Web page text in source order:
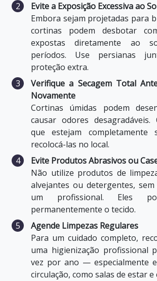
Evite a Exposição Excessiva ao
Embora sejam projetadas para
cortinas podem desbotar
expostas diretamente ao
períodos. Use persianas
proteção extra.
Verifique a Secagem Total
Novamente
Cortinas úmidas podem
causar odores desagradáveis.
que estejam completamente
recolocá-las no local.
Evite Produtos Abrasivos ou
Não utilize produtos de
alvejantes ou detergentes,
um profissional. Eles
permanentemente o tecido.
Agende Limpezas Regulares
Para um cuidado completo,
uma higienização profissional
vez por ano — especialmente
circulação, como salas de estar e